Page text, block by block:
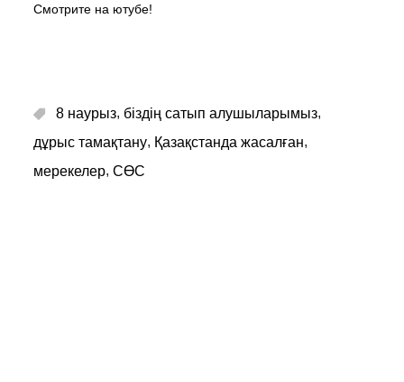
Смотрите на ютубе!
8 наурыз, біздің сатып алушыларымыз,
дұрыс тамақтану, Қазақстанда жасалған,
мерекелер, СӨС